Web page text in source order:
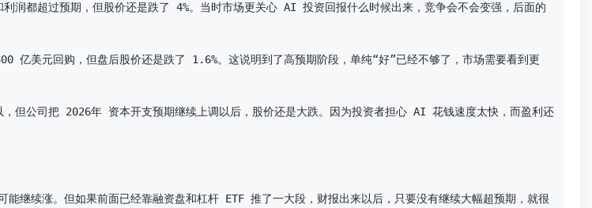
润都超过预期，但股价还是跌了 4%。当时市场更关心 AI 投资回报什么时候出来，竞争会不会变强，后面的
亿美元回购，但盘后股价还是跌了 1.6%。这说明到了高预期阶段，单纯“好”已经不够了，市场需要看到更
但公司把 2026年 资本开支预期继续上调以后，股价还是大跌。因为投资者担心 AI 花钱速度太快，而盈利还
能继续涨。但如果前面已经靠融资盘和杠杆 ETF 推了一大段，财报出来以后，只要没有继续大幅超预期，就很